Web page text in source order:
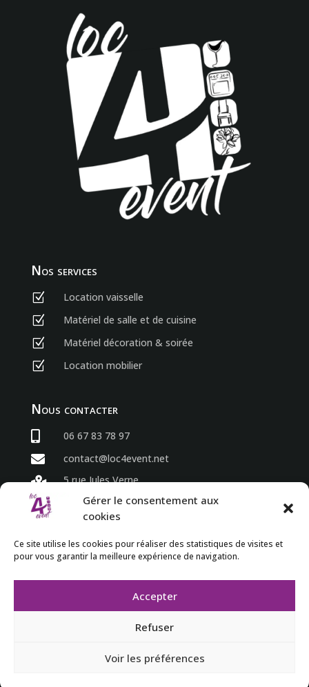
Gérer le consentement aux
cookies
Ce site utilise les cookies pour réaliser des statistiques de visites et
pour vous garantir la meilleure expérience de navigation.
Accepter
Refuser
Voir les préférences
Nos services
Z Location vaisselle
Z Matériel de salle et de cuisine
Z Matériel décoration & soirée
Z Location mobilier
Nous contacter
 06 67 83 78 97
 contact@loc4event.net

5 rue Jules Verne
86800 Sèvres Anxaumont
 du lundi au vendredi
 8h00 à 18h00